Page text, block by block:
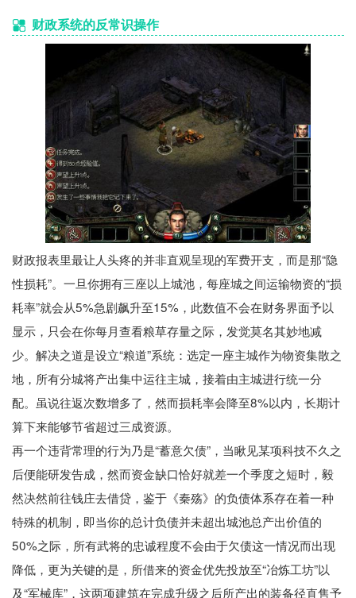
财政系统的反常识操作
财政报表里最让人头疼的并非直观呈现的军费开支，而是那“隐
性损耗”。一旦你拥有三座以上城池，每座城之间运输物资的“损
耗率”就会从5%急剧飙升至15%，此数值不会在财务界面予以
显示，只会在你每月查看粮草存量之际，发觉莫名其妙地减
少。解决之道是设立“粮道”系统：选定一座主城作为物资集散之
地，所有分城将产出集中运往主城，接着由主城进行统一分
配。虽说往返次数增多了，然而损耗率会降至8%以内，长期计
算下来能够节省超过三成资源。
再一个违背常理的行为乃是“蓄意欠债”，当瞅见某项科技不久之
后便能研发告成，然而资金缺口恰好就差一个季度之短时，毅
然决然前往钱庄去借贷，鉴于《秦殇》的负债体系存在着一种
特殊的机制，即当你的总计负债并未超出城池总产出价值的
50%之际，所有武将的忠诚程度不会由于欠债这一情况而出现
降低，更为关键的是，所借来的资金优先投放至“冶炼工坊”以
及“军械库”，这两项建筑在完成升级之后所产出的装备径直售予